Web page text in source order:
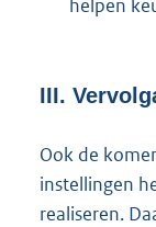
helpen
III.
Ook de
instellingen
realiseren.